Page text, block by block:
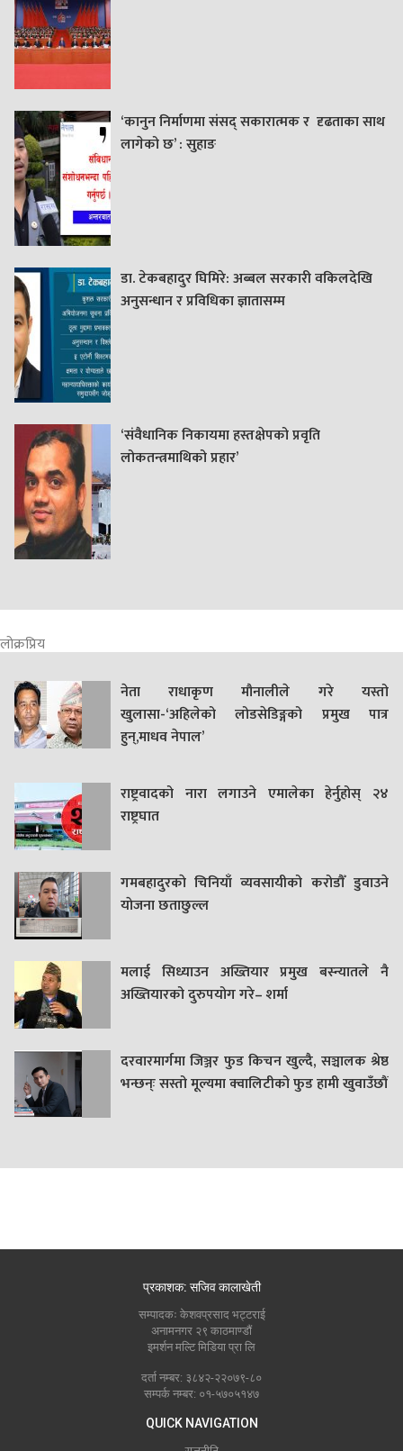
‘कानुन निर्माणमा संसद् सकारात्मक र दृढताका साथ
लागेको छ’ : सुहाङ
डा. टेकबहादुर घिमिरे: अब्बल सरकारी वकिलदेखि
अनुसन्धान र प्रविधिका ज्ञातासम्म
‘संवैधानिक निकायमा हस्तक्षेपको प्रवृति
लोकतन्त्रमाथिको प्रहार’
लोक्रप्रिय
नेता राधाकृण मौनालीले गरे यस्तो
खुलासा-‘अहिलेको लोडसेडिङ्गको प्रमुख पात्र
हुन्,माधव नेपाल’
राष्ट्रवादको नारा लगाउने एमालेका हेर्नुहोस् २४
राष्ट्रघात
गमबहादुरकाे चिनियाँ व्यवसायीको करोडौँ डुवाउने
याेजना छताछुल्ल
मलाई सिध्याउन अख्तियार प्रमुख बस्न्यातले नै
अख्तियारको दुरुपयोग गरे– शर्मा
दरवारमार्गमा जिञ्जर फुड किचन खुल्दै, सञ्चालक श्रेष्ठ
भन्छन्ः सस्तो मूल्यमा क्वालिटीको फुड हामी खुवाउँछौं
प्रकाशक: सजिव कालाखेती
सम्पादकः केशवप्रसाद भट्टराई
अनामनगर २९ काठमाण्डौं
इमर्शन मल्टि मिडिया प्रा लि
दर्ता नम्बर: ३८४२-२२०७९-८०
सम्पर्क नम्बर: ०१-५७०५१४७
QUICK NAVIGATION